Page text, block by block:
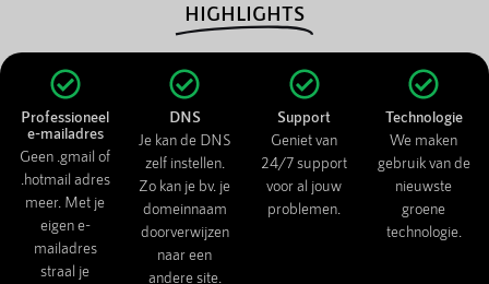
Professioneel
e-mailadres
Geen .gmail of
.hotmail adres
meer. Met je
eigen e-
mailadres
straal je
DNS
Je kan de DNS
zelf instellen.
Zo kan je bv. je
domeinnaam
doorverwijzen
naar een
andere site.
Support
Geniet van
24/7 support
voor al jouw
problemen.
Technologie
We maken
gebruik van de
nieuwste
groene
technologie.
HIGHLIGHTS